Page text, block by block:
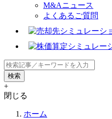
M&Aニュース
よくあるご質問
+
閉じる
ホーム